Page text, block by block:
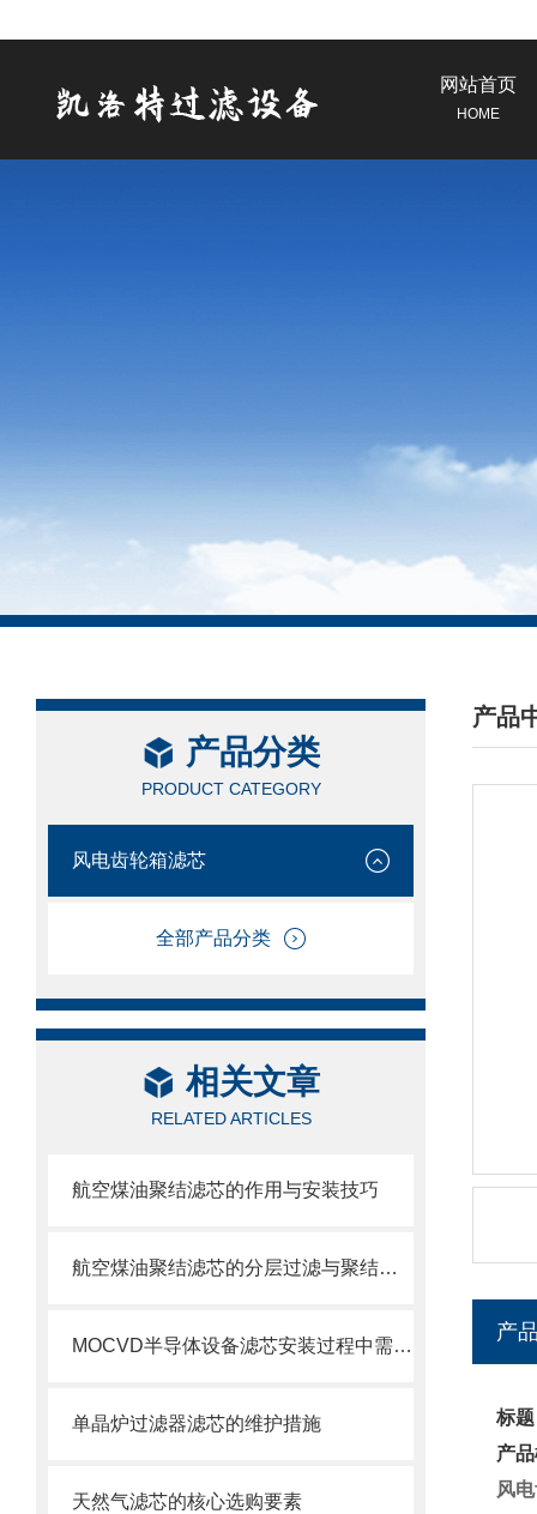
网站首页
HOME
产品分类
PRODUCT CATEGORY
风电齿轮箱滤芯
全部产品分类
相关文章
RELATED ARTICLES
航空煤油聚结滤芯的作用与安装技巧
航空煤油聚结滤芯的分层过滤与聚结分离原理
MOCVD半导体设备滤芯安装过程中需要注意的几个关键步骤
单晶炉过滤器滤芯的维护措施
天然气滤芯的核心选购要素
产品
/
产
标
产
风